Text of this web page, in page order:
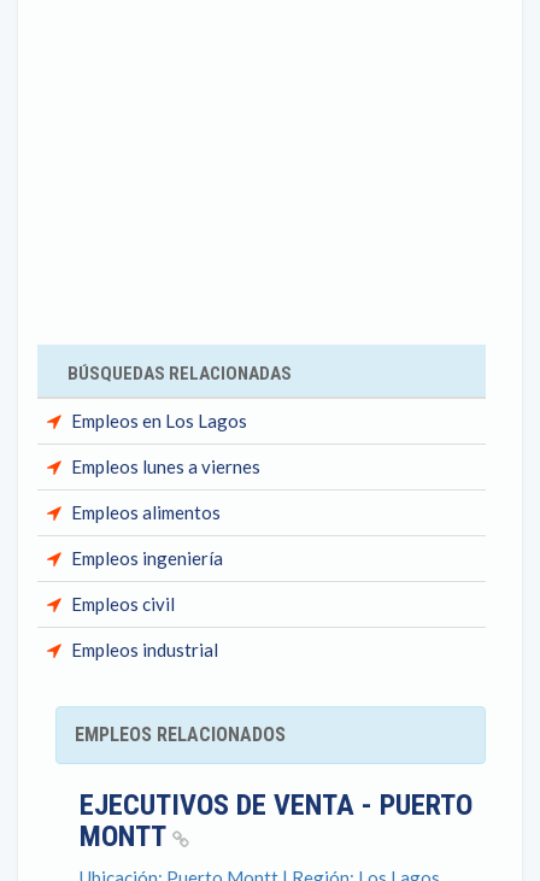
BÚSQUEDAS RELACIONADAS
Empleos en Los Lagos
Empleos lunes a viernes
Empleos alimentos
Empleos ingeniería
Empleos civil
Empleos industrial
EMPLEOS RELACIONADOS
EJECUTIVOS DE VENTA - PUERTO
MONTT